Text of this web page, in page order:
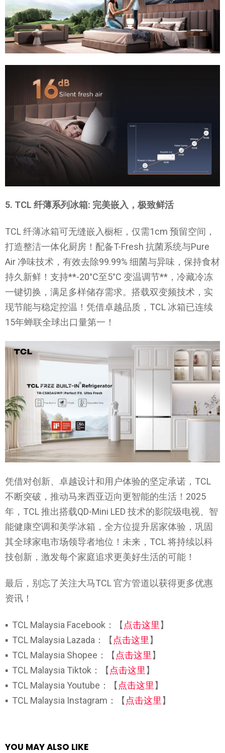
5. TCL 纤薄系列冰箱: 完美嵌入，极致鲜活
TCL 纤薄冰箱可无缝嵌入橱柜，仅需1cm 预留空间，
打造整洁一体化厨房！配备T-Fresh 抗菌系统与Pure
Air 净味技术，有效去除99.99% 细菌与异味，保持食材
持久新鲜！支持**-20°C至5°C 变温调节**，冷藏冷冻
一键切换，满足多样储存需求。搭载双变频技术，实
现节能与稳定控温！凭借卓越品质，TCL 冰箱已连续
15年蝉联全球出口量第一！
凭借对创新、卓越设计和用户体验的坚定承诺，TCL
不断突破，推动马来西亚迈向更智能的生活！2025
年，TCL 推出搭载QD-Mini LED 技术的影院级电视、智
能健康空调和美学冰箱，全方位提升居家体验，巩固
其全球家电市场领导者地位！未来，TCL 将持续以科
技创新，激发每个家庭追求更美好生活的可能！
最后，别忘了关注大马TCL 官方管道以获得更多优惠
资讯！
▪ TCL Malaysia Facebook：【点击这里】
▪ TCL Malaysia Lazada：【点击这里】
▪ TCL Malaysia Shopee：【点击这里】
▪ TCL Malaysia Tiktok：【点击这里】
▪ TCL Malaysia Youtube：【点击这里】
▪ TCL Malaysia Instagram：【点击这里】
YOU MAY ALSO LIKE